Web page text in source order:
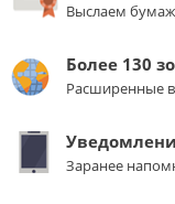
Выслаем
Более 130
Расширенные
Заранее